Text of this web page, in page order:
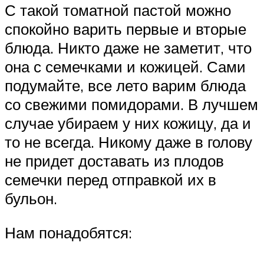
С такой томатной пастой можно
спокойно варить первые и вторые
блюда. Никто даже не заметит, что
она с семечками и кожицей. Сами
подумайте, все лето варим блюда
со свежими помидорами. В лучшем
случае убираем у них кожицу, да и
то не всегда. Никому даже в голову
не придет доставать из плодов
семечки перед отправкой их в
бульон.
Нам понадобятся: